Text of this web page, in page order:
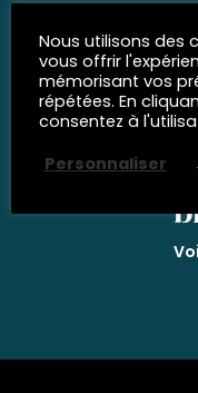
Nous utilisons des
vous offrir
mémorisant vos
répétées. En
consentez à
Personnaliser